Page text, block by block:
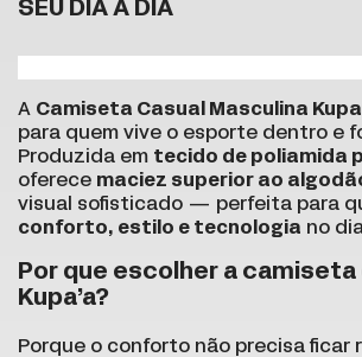
SEU DIA A DIA
A Camiseta Casual Masculina
para quem vive o esporte dentro e
Produzida em tecido de poliamida
oferece maciez superior ao
visual sofisticado — perfeita para
conforto, estilo e tecnologia no
Por que escolher a camiseta
Kupa’a?
Porque o conforto não precisa ficar